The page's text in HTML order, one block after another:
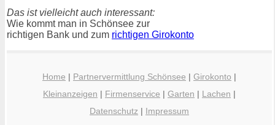
Das ist vielleicht auch interessant:
Wie kommt man in Schönsee zur
richtigen Bank und zum richtigen Girokonto
Home | Partnervermittlung Schönsee | Girokonto |
Kleinanzeigen | Firmenservice | Garten | Lachen |
Datenschutz | Impressum